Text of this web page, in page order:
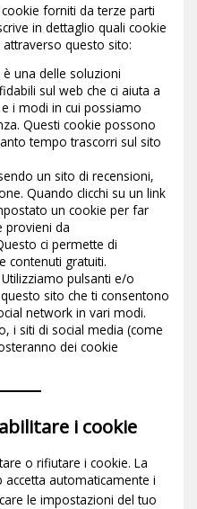
forniti da terze parti
in dettaglio quali cookie
questo sito:
è una delle soluzioni
sul web che ci aiuta a
i modi in cui possiamo
Questi cookie possono
tempo trascorri sul sito
un sito di recensioni,
Quando clicchi su un link
un cookie per far
provieni da
ci permette di
contenuti gratuiti.
Utilizziamo pulsanti e/o
sito che ti consentono
network in vari modi.
i siti di social media (come
dei cookie
i cookie
o rifiutare i cookie. La
automaticamente i
le impostazioni del tuo